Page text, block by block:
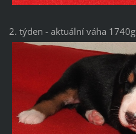
2. týden - aktuální váha 1740g